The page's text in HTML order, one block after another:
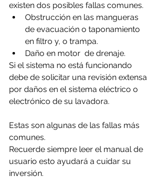
existen dos posibles fallas comunes.
Obstrucción en las mangueras
de evacuación o taponamiento
en filtro y, o trampa.
Daño en motor  de drenaje.
Si el sistema no está funcionando
debe de solicitar una revisión extensa
por daños en el sistema eléctrico o
electrónico de su lavadora.
Estas son algunas de las fallas más
comunes.
Recuerde siempre leer el manual de
usuario esto ayudará a cuidar su
inversión.